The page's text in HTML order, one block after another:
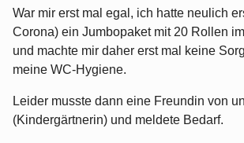
War mir erst mal egal, ich hatte neulich
Corona) ein Jumbopaket mit 20 Rollen
und machte mir daher erst mal keine
meine WC-Hygiene.
Leider musste dann eine Freundin von
(Kindergärtnerin) und meldete Bedarf.